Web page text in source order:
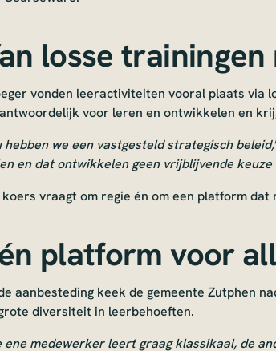
losse
vonden leeractiviteiten vooral plaats via
voor leren en ontwikkelen en
hebben we een vastgesteld strategisch beleid,
en dat ontwikkelen geen vrijblijvende
koers vraagt om regie én om een platform
platform voor
aanbesteding keek de gemeente Zutphen
diversiteit in leerbehoeften.
ene medewerker leert graag klassikaal, de